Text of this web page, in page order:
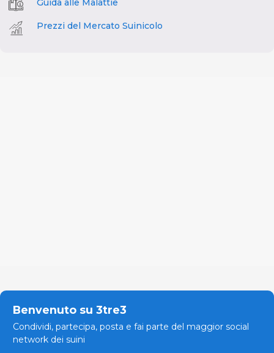
Guida alle Malattie
Prezzi del Mercato Suinicolo
Benvenuto su 3tre3
Condividi, partecipa, posta e fai parte del maggior social
network dei suini